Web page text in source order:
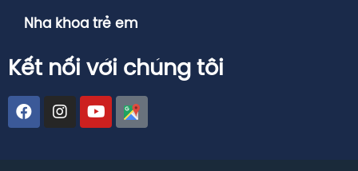
Nha khoa trẻ em
Kết nối với chúng tôi